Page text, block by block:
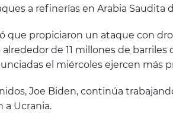
a refinerías en Arabia Saudita
que propiciaron un ataque con
de 11 millones de
el miércoles ejercen más
Joe Biden, continúa
a Ucrania.